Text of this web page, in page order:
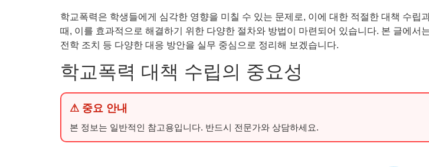
학교폭력은 학생들에게 심각한 영향을 미칠 수 있는 문제로, 이에 대한 적절한 대책 수
때, 이를 효과적으로 해결하기 위한 다양한 절차와 방법이 마련되어 있습니다. 본 글에
전학 조치 등 다양한 대응 방안을 실무 중심으로 정리해 보겠습니다.
학교폭력 대책 수립의 중요성
⚠ 중요 안내
본 정보는 일반적인 참고용입니다. 반드시 전문가와 상담하세요.